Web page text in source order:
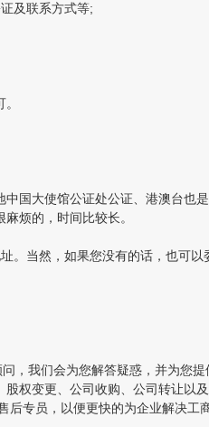
及联系方式等;
大使馆公证处公证、港澳台也
烦的，时间比较长。
。当然，如果您没有的话，也可以
我们会为您解答疑惑，并为您提
、股权变更、公司收购、公司转让以
专员，以便更快的为企业解决工商